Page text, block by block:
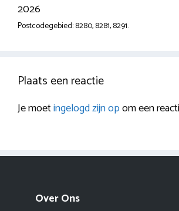
2026
Postcodegebied: 8280, 8281, 8291.
Plaats een reactie
Je moetingelogd zijn opom een
Over Ons